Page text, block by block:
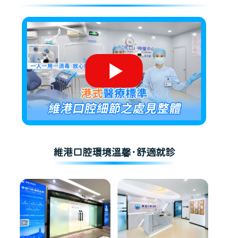
維港口腔環境溫馨·舒適就診